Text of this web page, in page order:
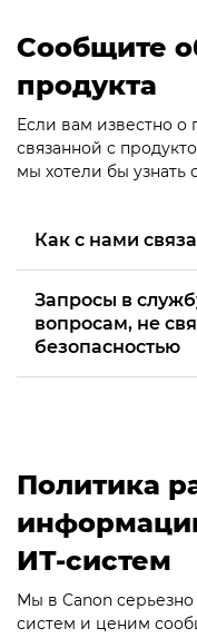
Сообщите
продукта
Если вам известно о
связанной с
мы хотели бы узнать
Как с нами
Запросы в
вопросам, не
безопасностью
Политика
ИТ-систем
Мы в Canon
систем и ценим